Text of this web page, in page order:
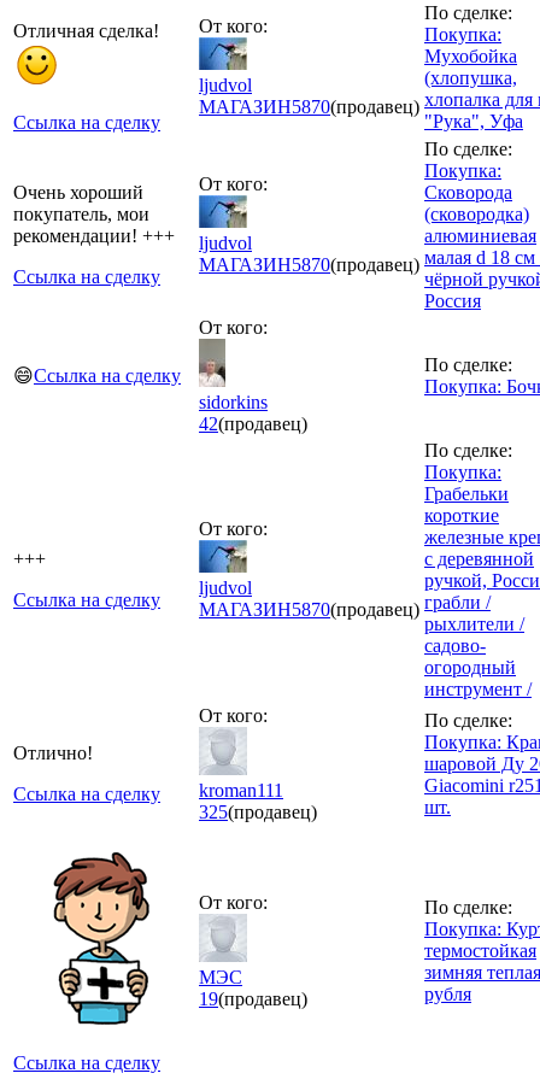
Отличная сделка!
Ссылка на сделку
От кого:
ljudvol
МАГАЗИН5870(продавец)
По сделке:
Покупка:
Мухобойка
(хлопушка,
хлопалка для
"Рука", Уфа
Очень хороший
покупатель, мои
рекомендации! +++
Ссылка на сделку
От кого:
ljudvol
МАГАЗИН5870(продавец)
По сделке:
Покупка:
Сковорода
(сковородка)
алюминиевая
малая d 18 см
чёрной
Россия
😄Ссылка на сделку
От кого:
sidorkins
42(продавец)
По сделке:
Покупка:
+++
Ссылка на сделку
От кого:
ljudvol
МАГАЗИН5870(продавец)
По сделке:
Покупка:
Грабельки
короткие
железные
с деревянной
ручкой,
грабли /
рыхлители /
садово-
огородный
инструмент /
Отлично!
Ссылка на сделку
От кого:
kroman111
325(продавец)
По сделке:
Покупка:
шаровой Ду
Giacomini
шт.
Ссылка на сделку
От кого:
МЭС
19(продавец)
По сделке:
Покупка:
термостойкая
зимняя
рубля